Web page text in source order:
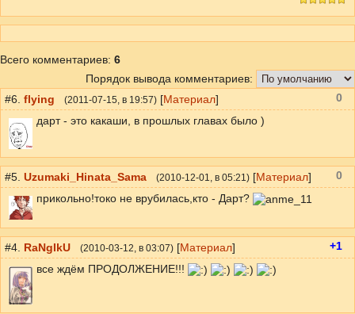
Всего комментариев: 6
Порядок вывода комментариев:
#6. flying (2011-07-15 , в 19:57) [Материал]
дарт - это какаши, в прошлых главах было )
0
#5. Uzumaki_Hinata_Sama (2010-12-01 , в 05:21) [Материал]
прикольно!токо не врубилась,кто - Дарт?
0
#4. RaNgIkU (2010-03-12 , в 03:07) [Материал]
все ждём ПРОДОЛЖЕНИЕ!!!
+1